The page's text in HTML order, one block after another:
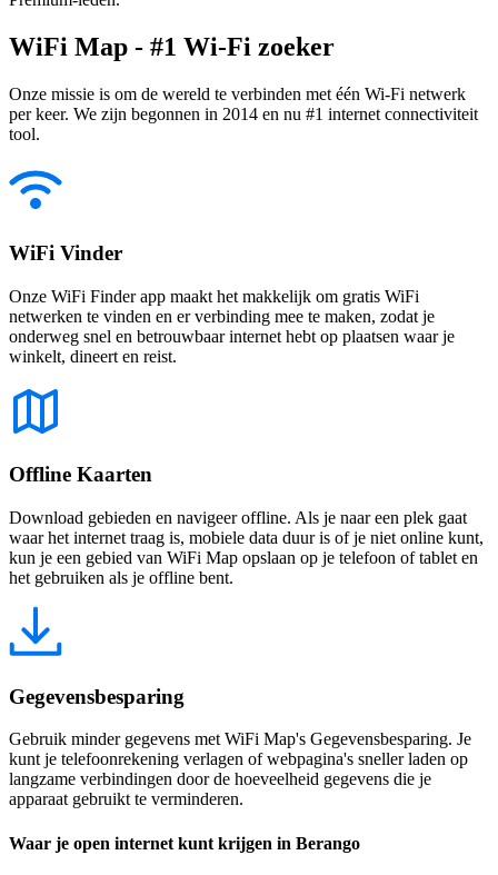
WiFi Map - #1 Wi-Fi zoeker
Onze missie is om de wereld te verbinden met één Wi-Fi netwerk
per keer. We zijn begonnen in 2014 en nu #1 internet connectiviteit
tool.
WiFi Vinder
Onze WiFi Finder app maakt het makkelijk om gratis WiFi
netwerken te vinden en er verbinding mee te maken, zodat je
onderweg snel en betrouwbaar internet hebt op plaatsen waar je
winkelt, dineert en reist.
Offline Kaarten
Download gebieden en navigeer offline. Als je naar een plek gaat
waar het internet traag is, mobiele data duur is of je niet online kunt,
kun je een gebied van WiFi Map opslaan op je telefoon of tablet en
het gebruiken als je offline bent.
Gegevensbesparing
Gebruik minder gegevens met WiFi Map's Gegevensbesparing. Je
kunt je telefoonrekening verlagen of webpagina's sneller laden op
langzame verbindingen door de hoeveelheid gegevens die je
apparaat gebruikt te verminderen.
Waar je open internet kunt krijgen in Berango